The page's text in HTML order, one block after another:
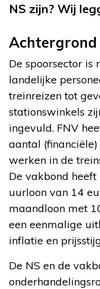
NS zijn? Wij
De spoorsector is
landelijke
treinreizen tot
stationswinkels
ingevuld. FNV
aantal
werken in de
De vakbond
uurloon van 14
maandloon met
een eenmalige
inflatie en
De NS en de